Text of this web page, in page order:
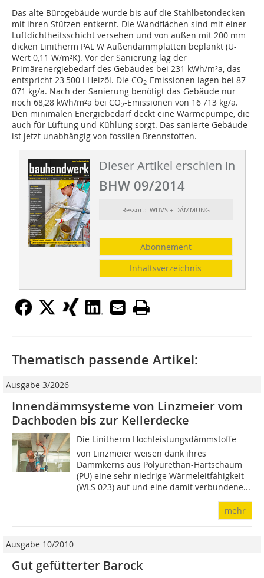
Das alte Bürogebäude wurde bis auf die Stahlbetondecken
mit ihren Stützen entkernt. Die Wandflächen sind mit einer
Luftdichtheitsschicht versehen und von außen mit 200 mm
dicken Linitherm PAL W Außendämmplatten beplankt (U-
Wert 0,11 W/m²K). Vor der Sanierung lag der
Primärenergiebedarf des Gebäudes bei 231 kWh/m²a, das
entspricht 23 500 l Heizöl. Die CO2-Emissionen lagen bei 87
071 kg/a. Nach der Sanierung benötigt das Gebäude nur
noch 68,28 kWh/m²a bei CO2-Emissionen von 16 713 kg/a.
Den minimalen Energiebedarf deckt eine Wärmepumpe, die
auch für Lüftung und Kühlung sorgt. Das sanierte Gebäude
ist jetzt unabhängig von fossilen Brennstoffen.
Dieser Artikel erschien in
BHW 09/2014
Ressort: WDVS + DÄMMUNG
Abonnement
Inhaltsverzeichnis
Thematisch passende Artikel:
Ausgabe 3/2026
Innendämmsysteme von Linzmeier vom
Dachboden bis zur Kellerdecke
Die Linitherm Hochleistungsdämmstoffe
von Linzmeier weisen dank ihres
Dämmkerns aus Polyurethan-Hartschaum
(PU) eine sehr niedrige Wärmeleitfähigkeit
(WLS 023) auf und eine damit verbundene...
mehr
Ausgabe 10/2010
Gut gefütterter Barock